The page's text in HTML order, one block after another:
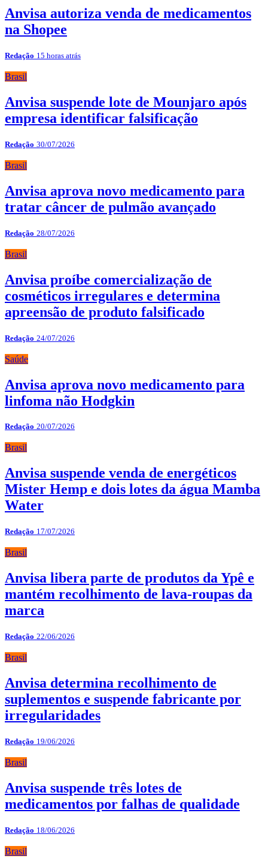
Anvisa autoriza venda de medicamentos
na Shopee
Redação 15 horas atrás
Brasil
Anvisa suspende lote de Mounjaro após
empresa identificar falsificação
Redação 30/07/2026
Brasil
Anvisa aprova novo medicamento para
tratar câncer de pulmão avançado
Redação 28/07/2026
Brasil
Anvisa proíbe comercialização de
cosméticos irregulares e determina
apreensão de produto falsificado
Redação 24/07/2026
Saúde
Anvisa aprova novo medicamento para
linfoma não Hodgkin
Redação 20/07/2026
Brasil
Anvisa suspende venda de energéticos
Mister Hemp e dois lotes da água Mamba
Water
Redação 17/07/2026
Brasil
Anvisa libera parte de produtos da Ypê e
mantém recolhimento de lava-roupas da
marca
Redação 22/06/2026
Brasil
Anvisa determina recolhimento de
suplementos e suspende fabricante por
irregularidades
Redação 19/06/2026
Brasil
Anvisa suspende três lotes de
medicamentos por falhas de qualidade
Redação 18/06/2026
Brasil